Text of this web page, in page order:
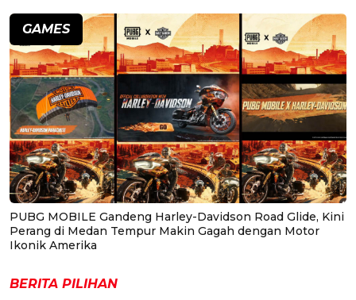
GAMES
PUBG MOBILE Gandeng Harley-Davidson Road Glide, Kini
Perang di Medan Tempur Makin Gagah dengan Motor
Ikonik Amerika
BERITA PILIHAN